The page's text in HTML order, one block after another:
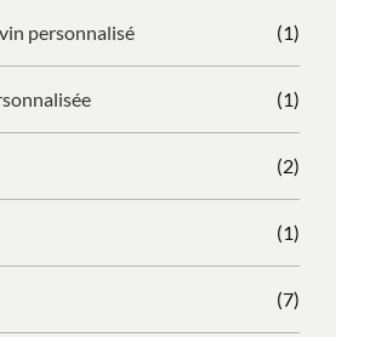
personnalisé (1)
(1)
(2)
(1)
(7)